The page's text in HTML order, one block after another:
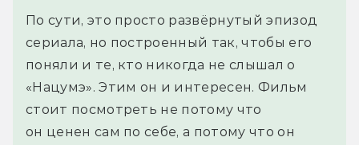
По сути, это просто развёрнутый эпизод
сериала, но построенный так, чтобы его
поняли и те, кто никогда не слышал о
«Нацумэ». Этим он и интересен. Фильм
стоит посмотреть не потому что
он ценен сам по себе, а потому что он